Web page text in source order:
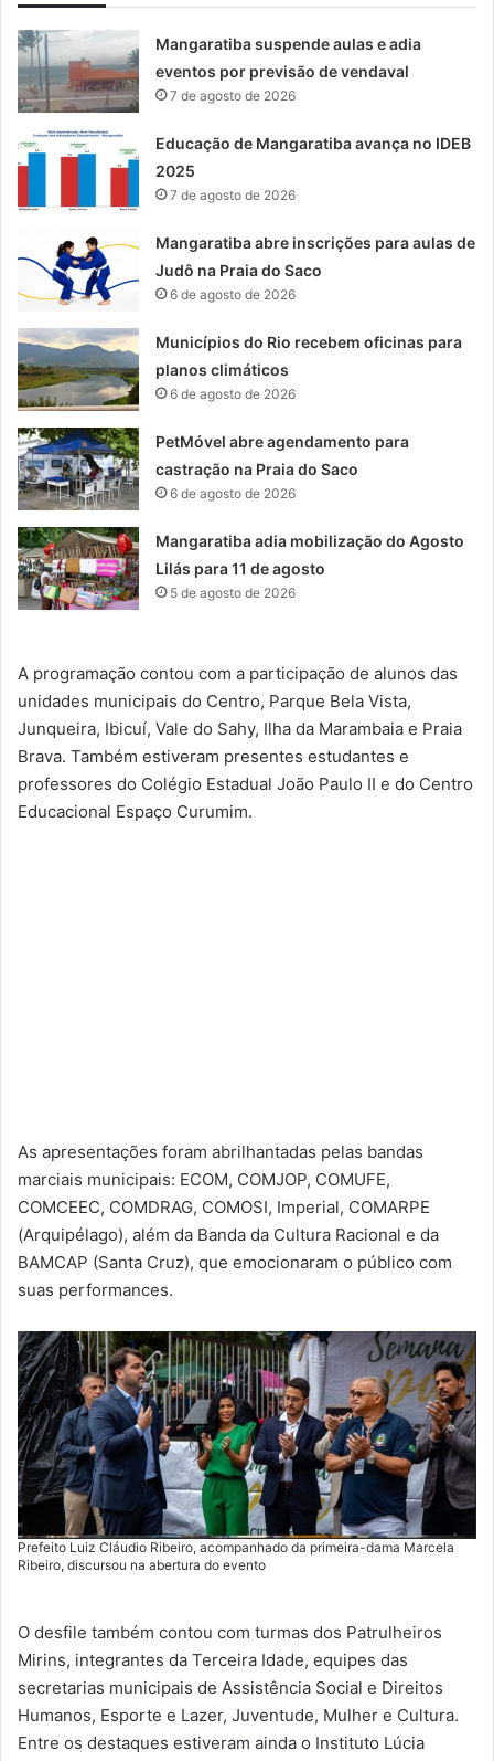
Mangaratiba suspende aulas e adia
eventos por previsão de vendaval
7 de agosto de 2026
Educação de Mangaratiba avança no IDEB
2025
7 de agosto de 2026
Mangaratiba abre inscrições para aulas de
Judô na Praia do Saco
6 de agosto de 2026
Municípios do Rio recebem oficinas para
planos climáticos
6 de agosto de 2026
PetMóvel abre agendamento para
castração na Praia do Saco
6 de agosto de 2026
Mangaratiba adia mobilização do Agosto
Lilás para 11 de agosto
5 de agosto de 2026
A programação contou com a participação de alunos das
unidades municipais do Centro, Parque Bela Vista,
Junqueira, Ibicuí, Vale do Sahy, Ilha da Marambaia e Praia
Brava. Também estiveram presentes estudantes e
professores do Colégio Estadual João Paulo II e do Centro
Educacional Espaço Curumim.
As apresentações foram abrilhantadas pelas bandas
marciais municipais: ECOM, COMJOP, COMUFE,
COMCEEC, COMDRAG, COMOSI, Imperial, COMARPE
(Arquipélago), além da Banda da Cultura Racional e da
BAMCAP (Santa Cruz), que emocionaram o público com
suas performances.
Prefeito Luiz Cláudio Ribeiro, acompanhado da primeira-dama Marcela
Ribeiro, discursou na abertura do evento
O desfile também contou com turmas dos Patrulheiros
Mirins, integrantes da Terceira Idade, equipes das
secretarias municipais de Assistência Social e Direitos
Humanos, Esporte e Lazer, Juventude, Mulher e Cultura.
Entre os destaques estiveram ainda o Instituto Lúcia